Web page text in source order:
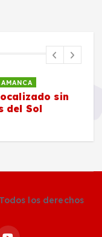
sin
del Sol
los derechos